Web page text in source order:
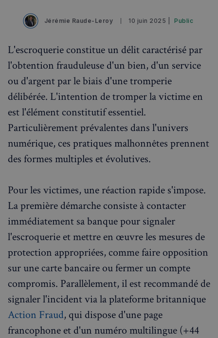
RECHERCHES POPULAIRES
Annuaire des professionnels
Visites guidées
Événements à venir
Jérémie Raude-Leroy 10 juin 2025 | Public
L'escroquerie constitue un délit caractérisé par
l'obtention frauduleuse d'un bien, d'un service
ou d'argent par le biais d'une tromperie
délibérée. L'intention de tromper la victime en
est l'élément constitutif essentiel.
Particulièrement prévalentes dans l'univers
numérique, ces pratiques malhonnêtes prennent
des formes multiples et évolutives.
Pour les victimes, une réaction rapide s'impose.
La première démarche consiste à contacter
immédiatement sa banque pour signaler
l'escroquerie et mettre en œuvre les mesures de
protection appropriées, comme faire opposition
sur une carte bancaire ou fermer un compte
compromis. Parallèlement, il est recommandé de
signaler l'incident via la plateforme britannique
Action Fraud, qui dispose d'une page
francophone et d'un numéro multilingue (+44